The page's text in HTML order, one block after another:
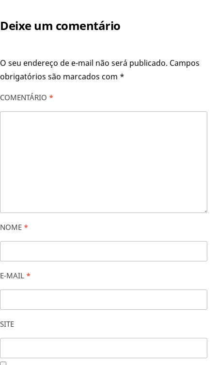
Deixe um comentário
O seu endereço de e-mail não será publicado. Campos
obrigatórios são marcados com *
COMENTÁRIO *
NOME *
E-MAIL *
SITE